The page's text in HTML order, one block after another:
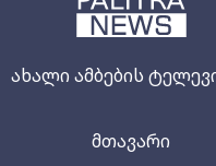
ახალი ამბების
მთავარი